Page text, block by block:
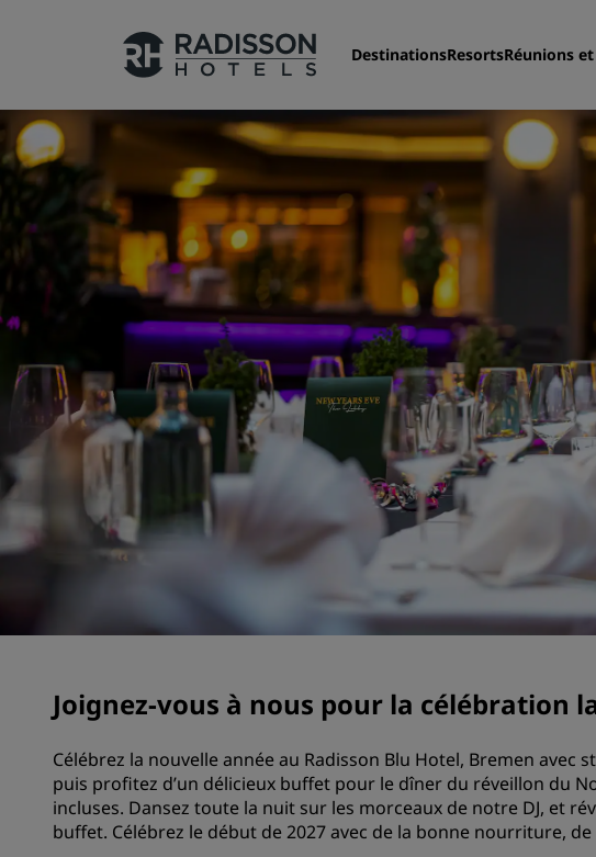
DestinationsResortsRéunions
Nos enseignes
Marques Radisson Hotels
Marques affiliées en Chine
Joignez-vous à nous pour la célébration
Célébrez la nouvelle année au Radisson Blu Hotel, Bremen avec
puis profitez d’un délicieux buffet pour le dîner du réveillon du
incluses. Dansez toute la nuit sur les morceaux de notre DJ, et
buffet. Célébrez le début de 2027 avec de la bonne nourriture,